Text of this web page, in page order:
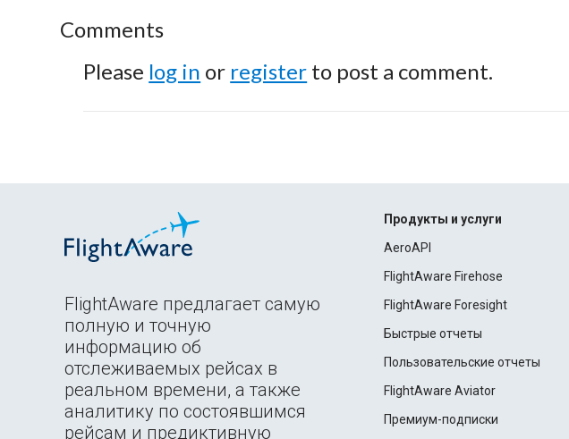
Comments
Please log in or register to post a comment.
FlightAware предлагает самую
полную и точную
информацию об
отслеживаемых рейсах в
реальном времени, а также
аналитику по состоявшимся
рейсам и предиктивную
Продукты и услуги
AeroAPI
FlightAware Firehose
FlightAware Foresight
Быстрые отчеты
Пользовательские отчеты
FlightAware Aviator
Премиум-подписки